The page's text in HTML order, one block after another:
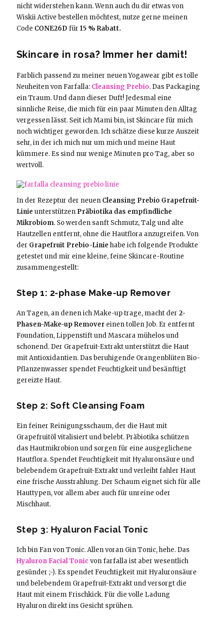
nicht widerstehen kann. Wenn auch du dir etwas von
Wiskii Active bestellen möchtest, nutze gerne meinen
Code CONE26D für 15 % Rabatt.
Skincare in rosa? Immer her damit!
Farblich passend zu meiner neuen Yogawear gibt es tolle
Neuheiten von Farfalla: Cleansing Prebio. Das Packaging
ein Traum. Und dann dieser Duft! Jedesmal eine
sinnliche Reise, die mich für ein paar Minuten den Alltag
vergessen lässt. Seit ich Mami bin, ist Skincare für mich
noch wichtiger geworden. Ich schätze diese kurze Auszeit
sehr, in der ich mich nur um mich und meine Haut
kümmere. Es sind nur wenige Minuten pro Tag, aber so
wertvoll.
In der Rezeptur der neuen Cleansing Prebio Grapefruit-
Linie unterstützen Präbiotika das empfindliche
Mikrobiom. So werden sanft Schmutz, Talg und alte
Hautzellen entfernt, ohne die Hautflora anzugreifen. Von
der Grapefruit Prebio-Linie habe ich folgende Produkte
getestet und mir eine kleine, feine Skincare-Routine
zusammengestellt:
Step 1: 2-phase Make-up Remover
An Tagen, an denen ich Make-up trage, macht der 2-
Phasen-Make-up Remover einen tollen Job. Er entfernt
Foundation, Lippenstift und Mascara mühelos und
schonend. Der Grapefruit-Extrakt unterstützt die Haut
mit Antioxidantien. Das beruhigende Orangenblüten Bio-
Pflanzenwasser spendet Feuchtigkeit und besänftigt
gereizte Haut.
Step 2: Soft Cleansing Foam
Ein feiner Reinigungsschaum, der die Haut mit
Grapefruitöl vitalisiert und belebt. Präbiotika schützen
das Hautmikrobion und sorgen für eine ausgeglichene
Hautflora. Spendet Feuchtigkeit mit Hyaluronsäure und
belebendem Grapefruit-Extrakt und verleiht fahler Haut
eine frische Ausstrahlung. Der Schaum eignet sich für alle
Hauttypen, vor allem aber auch für unreine oder
Mischhaut.
Step 3: Hyaluron Facial Tonic
Ich bin Fan von Tonic. Allen voran Gin Tonic, hehe. Das
Hyaluron Facial Tonic von farfalla ist aber wesentlich
gesünder ;-). Es spendet Feuchtigkeit mit Hyaluronsäure
und belebendem Grapefruit-Extrakt und versorgt die
Haut mit einem Frischkick. Für die volle Ladung
Hyaluron direkt ins Gesicht sprühen.